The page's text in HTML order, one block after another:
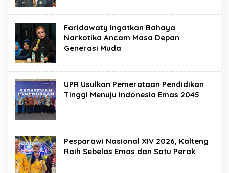
Faridawaty Ingatkan Bahaya
Narkotika Ancam Masa Depan
Generasi Muda
UPR Usulkan Pemerataan Pendidikan
Tinggi Menuju Indonesia Emas 2045
Pesparawi Nasional XIV 2026, Kalteng
Raih Sebelas Emas dan Satu Perak